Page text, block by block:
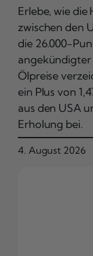
Erlebe, wie
zwischen den
die 26.000-
angekündigter
Ölpreise
ein Plus von
aus den USA
Erholung bei.
4. August 2026